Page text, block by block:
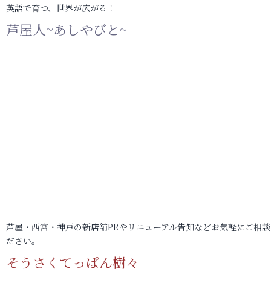
英語で育つ、世界が広がる！
芦屋人~あしやびと~
芦屋・西宮・神戸の新店舗PRやリニューアル告知などお気軽にご相
ださい。
そうさくてっぱん樹々